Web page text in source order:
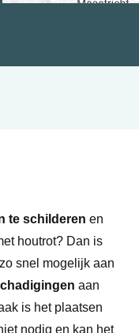
te schilderen en
houtrot? Dan is
snel mogelijk aan
aan
is het plaatsen
nodig en kan het